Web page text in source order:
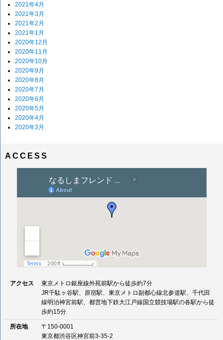
2021年4月
2021年3月
2021年2月
2021年1月
2020年12月
2020年11月
2020年10月
2020年9月
2020年8月
2020年7月
2020年6月
2020年5月
2020年4月
2020年3月
ACCESS
アクセス
東京メトロ銀座線外苑前駅から徒歩約7分
JR千駄ヶ谷駅、原宿駅、東京メトロ副都心線北参道駅、千代田
線明治神宮前駅、都営地下鉄大江戸線国立競技場駅の各駅から徒
歩約15分
所在地
〒150-0001
東京都渋谷区神宮前3-35-2